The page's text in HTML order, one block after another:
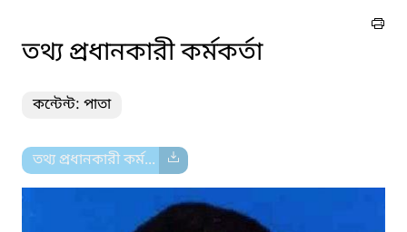
তথ্য প্রধানকারী কর্মকর্তা
কন্টেন্ট: পাতা
তথ্য প্রধানকারী কর্ম...